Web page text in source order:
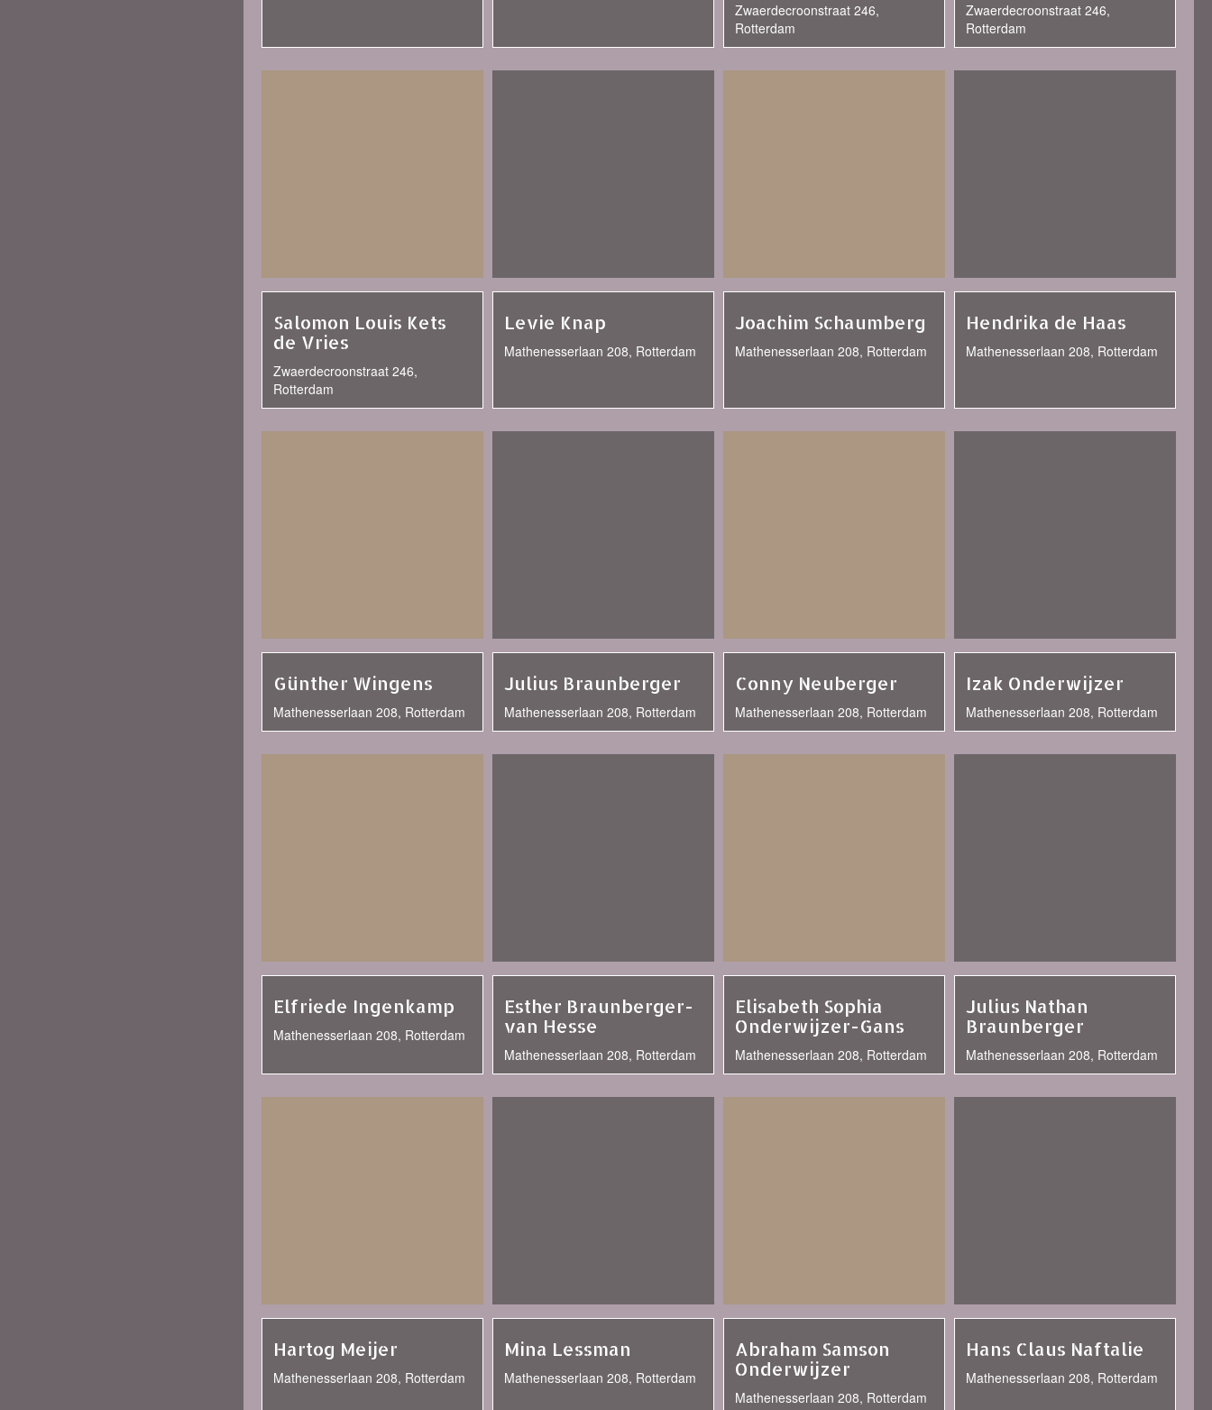
Zwaerdecroonstraat 246,
Rotterdam
Zwaerdecroonstraat 246,
Rotterdam
Salomon Louis Kets
de Vries
Zwaerdecroonstraat 246,
Rotterdam
Levie Knap
Mathenesserlaan 208, Rotterdam
Joachim Schaumberg
Mathenesserlaan 208, Rotterdam
Hendrika de Haas
Mathenesserlaan 208, Rotterdam
Günther Wingens
Mathenesserlaan 208, Rotterdam
Julius Braunberger
Mathenesserlaan 208, Rotterdam
Conny Neuberger
Mathenesserlaan 208, Rotterdam
Izak Onderwijzer
Mathenesserlaan 208, Rotterdam
Elfriede Ingenkamp
Mathenesserlaan 208, Rotterdam
Esther Braunberger-
van Hesse
Mathenesserlaan 208, Rotterdam
Elisabeth Sophia
Onderwijzer-Gans
Mathenesserlaan 208, Rotterdam
Julius Nathan
Braunberger
Mathenesserlaan 208, Rotterdam
Hartog Meijer
Mathenesserlaan 208, Rotterdam
Mina Lessman
Mathenesserlaan 208, Rotterdam
Abraham Samson
Onderwijzer
Mathenesserlaan 208, Rotterdam
Hans Claus Naftalie
Mathenesserlaan 208, Rotterdam